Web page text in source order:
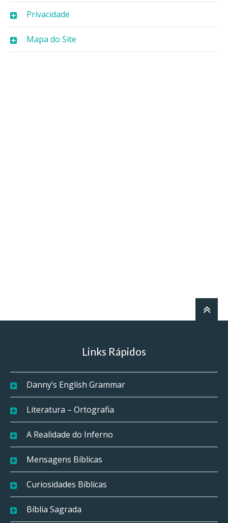
Privacidade
Mapa do Site
Links Rápidos
Danny’s English Grammar
Literatura – Ortografia
A Realidade do Inferno
Mensagens Bíblicas
Curiosidades Bíblicas
Bíblia Sagrada